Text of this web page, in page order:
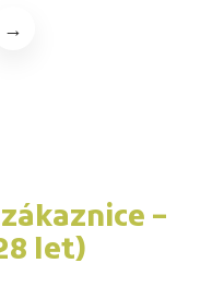
→
–
let)